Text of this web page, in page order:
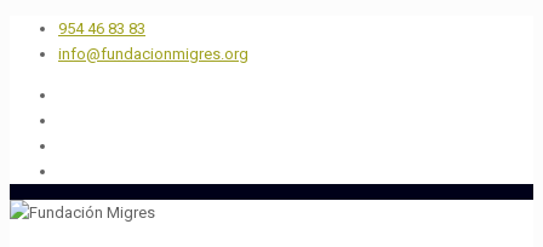
954 46 83 83
info@fundacionmigres.org